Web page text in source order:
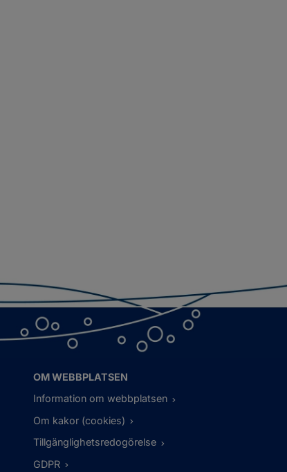
OM WEBBPLATSEN
Information om webbplatsen
Om kakor (cookies)
Tillgänglighetsredogörelse
GDPR